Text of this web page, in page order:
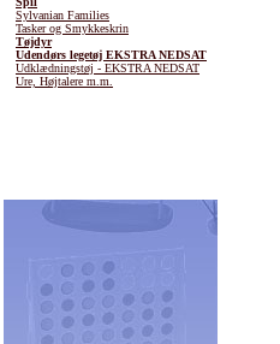
Sylvanian Families
Tasker og Smykkeskrin
Tøjdyr
Udendørs legetøj EKSTRA NEDSAT
Udklædningstøj - EKSTRA NEDSAT
Ure, Højtalere m.m.